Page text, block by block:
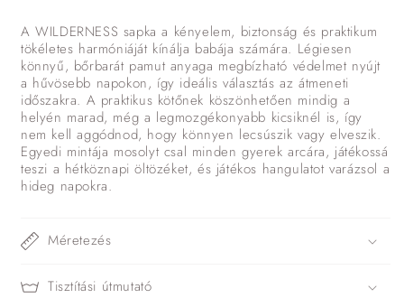
A WILDERNESS sapka a kényelem, biztonság és praktikum
tökéletes harmóniáját kínálja babája számára. Légiesen
könnyű, bőrbarát pamut anyaga megbízható védelmet nyújt
a hűvösebb napokon, így ideális választás az átmeneti
időszakra. A praktikus kötőnek köszönhetően mindig a
helyén marad, még a legmozgékonyabb kicsiknél is, így
nem kell aggódnod, hogy könnyen lecsúszik vagy elveszik.
Egyedi mintája mosolyt csal minden gyerek arcára, játékossá
teszi a hétköznapi öltözéket, és játékos hangulatot varázsol a
hideg napokra.
Méretezés
Tisztítási útmutató